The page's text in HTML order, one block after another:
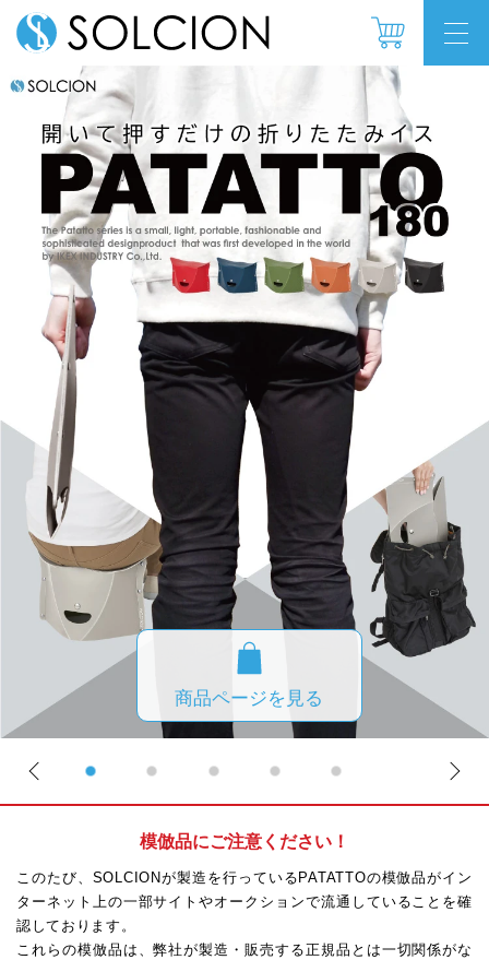
商品ページを見る
模倣品にご注意ください！
このたび、SOLCIONが製造を行っているPATATTOの模倣品がイン
ターネット上の一部サイトやオークションで流通していることを確
認しております。
これらの模倣品は、弊社が製造・販売する正規品とは一切関係がな